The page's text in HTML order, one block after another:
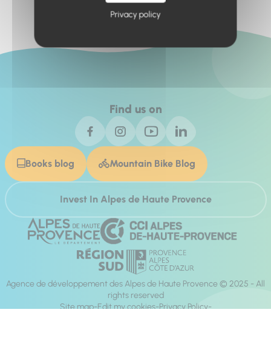
Find us on
Books blog Mountain Bike Blog
Invest In Alpes de Haute Provence
Agence de développement des Alpes de Haute Provence © 2025 - All
rights reserved
Site map Edit my cookies Privacy Policy
Privacy policy